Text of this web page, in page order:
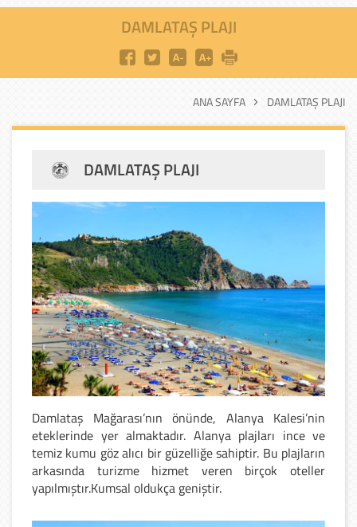
DAMLATAŞ PLAJI
ANA SAYFA DAMLATAŞ PLAJI
DAMLATAŞ PLAJI
Damlataş Mağarası’nın önünde, Alanya Kalesi’nin
eteklerinde yer almaktadır. Alanya plajları ince ve
temiz kumu göz alıcı bir güzelliğe sahiptir. Bu plajların
arkasında turizme hizmet veren birçok oteller
yapılmıştır.Kumsal oldukça geniştir.